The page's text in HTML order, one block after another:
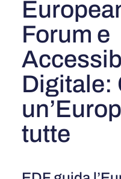
Forum e
Digitale:
tutte